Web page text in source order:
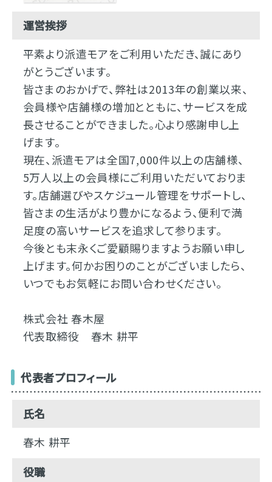
運営挨拶
平素より派遣モアをご利用いただき、誠にあり
がとうございます。
皆さまのおかげで、弊社は2013年の創業以来、
会員様や店舗様の増加とともに、サービスを成
長させることができました。心より感謝申し上
げます。
現在、派遣モアは全国7,000件以上の店舗様、
5万人以上の会員様にご利用いただいておりま
す。店舗選びやスケジュール管理をサポートし、
皆さまの生活がより豊かになるよう、便利で満
足度の高いサービスを追求して参ります。
今後とも末永くご愛顧賜りますようお願い申し
上げます。何かお困りのことがございましたら、
いつでもお気軽にお問い合わせください。
株式会社 春木屋
代表取締役 春木 耕平
代表者プロフィール
氏名
春木 耕平
役職